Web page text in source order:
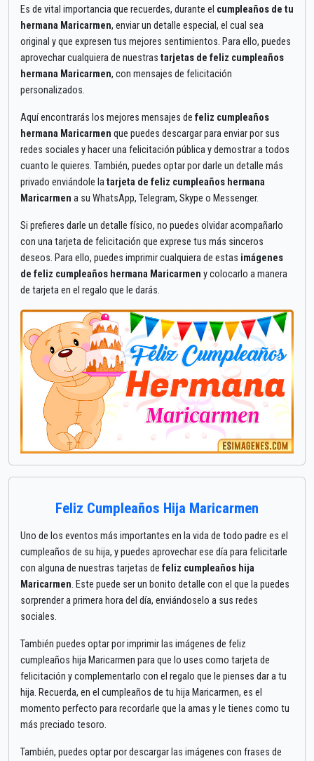
Es de vital importancia que recuerdes, durante el cumpleaños de tu
hermana Maricarmen, enviar un detalle especial, el cual sea
original y que expresen tus mejores sentimientos. Para ello, puedes
aprovechar cualquiera de nuestras tarjetas de feliz cumpleaños
hermana Maricarmen, con mensajes de felicitación
personalizados.
Aquí encontrarás los mejores mensajes de feliz cumpleaños
hermana Maricarmen que puedes descargar para enviar por sus
redes sociales y hacer una felicitación pública y demostrar a todos
cuanto le quieres. También, puedes optar por darle un detalle más
privado enviándole latarjeta de feliz cumpleaños hermana
Maricarmen a su WhatsApp, Telegram, Skype o Messenger.
Si prefieres darle un detalle físico, no puedes olvidar acompañarlo
con una tarjeta de felicitación que exprese tus más sinceros
deseos. Para ello, puedes imprimir cualquiera de estas imágenes
de feliz cumpleaños hermana Maricarmen y colocarlo a manera
de tarjeta en el regalo que le darás.
Feliz Cumpleaños Hija Maricarmen
Uno de los eventos más importantes en la vida de todo padre es el
cumpleaños de su hija, y puedes aprovechar ese día para felicitarle
con alguna de nuestras tarjetas de feliz cumpleaños hija
Maricarmen. Este puede ser un bonito detalle con el que la puedes
sorprender a primera hora del día, enviándoselo a sus redes
sociales.
También puedes optar por imprimir las imágenes de feliz
cumpleaños hija Maricarmen para que lo uses como tarjeta de
felicitación y complementarlo con el regalo que le pienses dar a tu
hija. Recuerda, en el cumpleaños de tu hija Maricarmen, es el
momento perfecto para recordarle que la amas y le tienes como tu
más preciado tesoro.
También, puedes optar por descargar las imágenes con frases de